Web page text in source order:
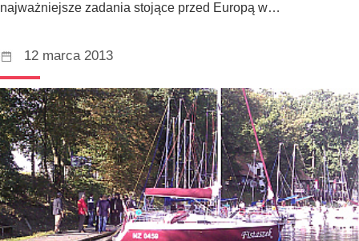
najważniejsze zadania stojące przed Europą w…
12 marca 2013